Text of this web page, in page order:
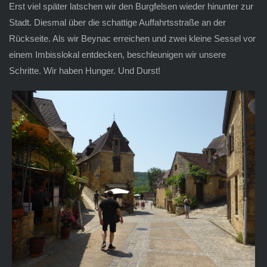
Erst viel später latschen wir den Burgfelsen wieder hinunter zur
Stadt. Diesmal über die schattige Auffahrtsstraße an der
Rückseite. Als wir Beynac erreichen und zwei kleine Sessel vor
einem Imbisslokal entdecken, beschleunigen wir unsere
Schritte. Wir haben Hunger. Und Durst!